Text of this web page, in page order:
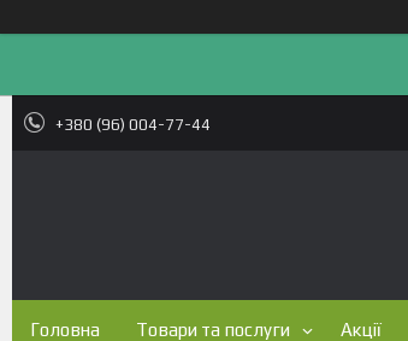
+380 (96) 004-77-44
Головна Товари та послуги Акції